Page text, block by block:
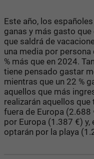
Este año, los
ganas y más gasto que
que saldrá de
una media por
% más que en 2024.
tiene pensado gastar
mientras que un 22 %
aquellos que más
realizarán aquellos
fuera de Europa
por Europa (1.387 €) y,
optarán por la playa